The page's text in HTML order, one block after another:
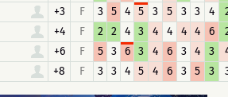
+3 F 3 5 4 5 3 5 3 3 4
+4 F 2 2 4 3 4 4 4 4 6
+6 F 5 3 6 3 4 6 3 4 3
+8 F 3 3 4 5 4 6 3 5 3